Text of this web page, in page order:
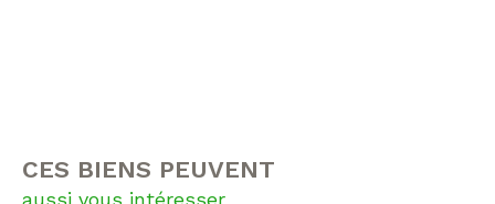
CES BIENS PEUVENT
aussi vous intéresser